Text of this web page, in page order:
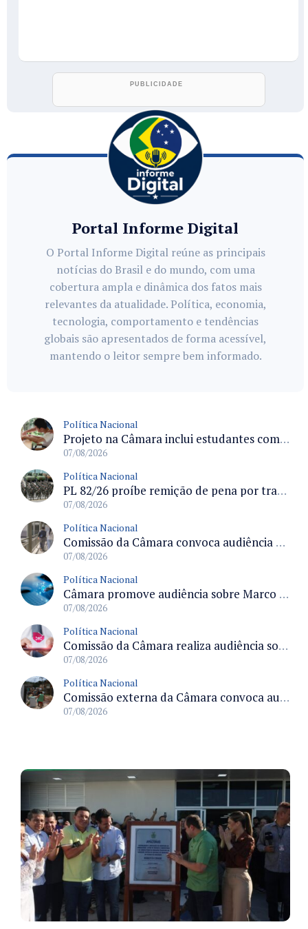
Portal Informe Digital
O Portal Informe Digital reúne as principais
notícias do Brasil e do mundo, com uma
cobertura ampla e dinâmica dos fatos mais
relevantes da atualidade. Política, economia,
tecnologia, comportamento e tendências
globais são apresentados de forma acessível,
mantendo o leitor sempre bem informado.
Política Nacional
Projeto na Câmara inclui estudantes com deficiência no regime escolar especial da LDB e estabelece critérios para frequência
07/08/2026
Política Nacional
PL 82/26 proíbe remição de pena por trabalho em funções militares para condenados por crimes contra o Estado Democrático de Direito
07/08/2026
Política Nacional
Comissão da Câmara convoca audiência para discutir misoginia nas escolas e universidades após divulgação de listas misóginas
07/08/2026
Política Nacional
Câmara promove audiência sobre Marco de Fomento à Economia Digital e impactos da inteligência artificial
07/08/2026
Política Nacional
Comissão da Câmara realiza audiência sobre apostas online para medir o tamanho do mercado ilegal
07/08/2026
Política Nacional
Comissão externa da Câmara convoca audiência pública sobre chuvas na Zona da Mata de Minas Gerais e impactos em Juiz de Fora
07/08/2026